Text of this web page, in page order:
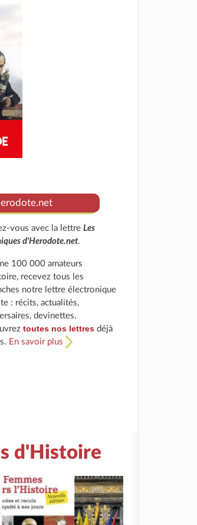
vous avec la lettreLes
d'Herodote.net.
100 000 amateurs
recevez tous les
notre lettre électronique
: récits, actualités,
devinettes.
toutes nos lettres déjà
En savoir plus
d'Histoire